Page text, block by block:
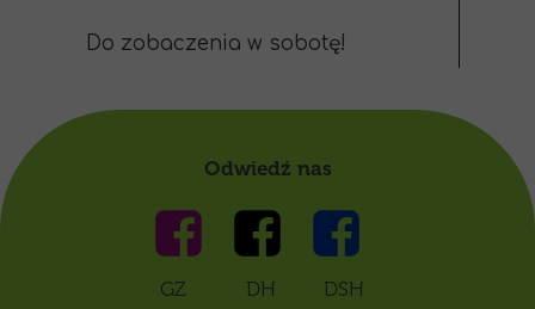
GZ DH DSH
Odwiedź nas
Do zobaczenia w sobotę!